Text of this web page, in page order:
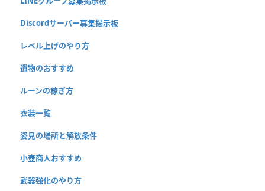
Discordサーバー募集掲示板
レベル上げのやり方
遺物のおすすめ
ルーンの稼ぎ方
衣装一覧
姿見の場所と解放条件
小壺商人おすすめ
武器強化のやり方